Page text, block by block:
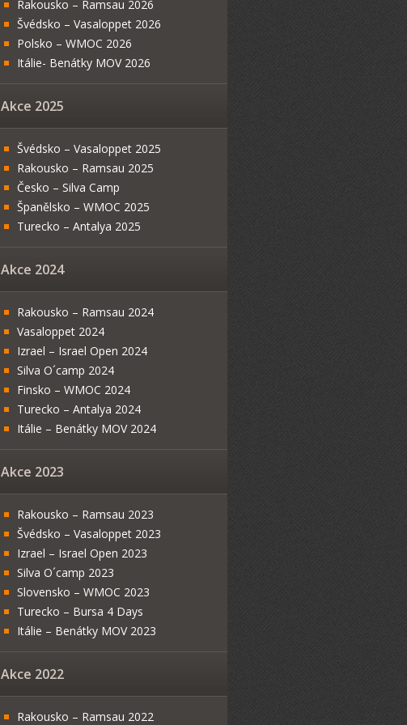
Rakousko – Ramsau 2026
Švédsko – Vasaloppet 2026
Polsko – WMOC 2026
Itálie- Benátky MOV 2026
Akce 2025
Švédsko – Vasaloppet 2025
Rakousko – Ramsau 2025
Česko – Silva Camp
Španělsko – WMOC 2025
Turecko – Antalya 2025
Akce 2024
Rakousko – Ramsau 2024
Vasaloppet 2024
Izrael – Israel Open 2024
Silva O´camp 2024
Finsko – WMOC 2024
Turecko – Antalya 2024
Itálie – Benátky MOV 2024
Akce 2023
Rakousko – Ramsau 2023
Švédsko – Vasaloppet 2023
Izrael – Israel Open 2023
Silva O´camp 2023
Slovensko – WMOC 2023
Turecko – Bursa 4 Days
Itálie – Benátky MOV 2023
Akce 2022
Rakousko – Ramsau 2022